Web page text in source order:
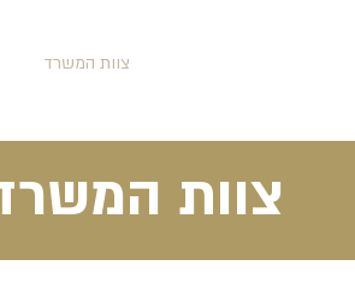
צוות המשרד
צוות